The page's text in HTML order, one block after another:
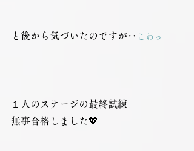
と後から気づいたのですが‥ こわっ
１人のステージの最終試練
無事合格しました💖